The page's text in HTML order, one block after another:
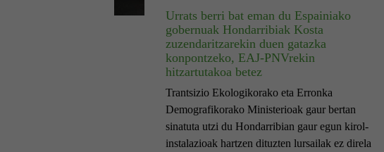
Urrats berri bat eman du Espainiako
gobernuak Hondarribiak Kosta
zuzendaritzarekin duen gatazka
konpontzeko, EAJ-PNVrekin
hitzartutakoa betez
Trantsizio Ekologikorako eta Erronka
Demografikorako Ministerioak gaur bertan
sinatuta utzi du Hondarribian gaur egun kirol-
instalazioak hartzen dituzten lursailak ez direla